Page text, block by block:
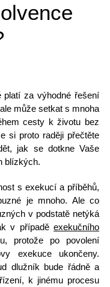
za výhodné řešení
může setkat s mnoha
cesty k životu bez
si proto raději přečtěte
jak se dotkne Vaše
blízkých.
s exekucí a příběhů,
je mnoho. Ale co
v podstatě netýká
v případěexekučního
protože po povolení
exekuce ukončeny.
dlužník bude řádně a
k jinému procesu